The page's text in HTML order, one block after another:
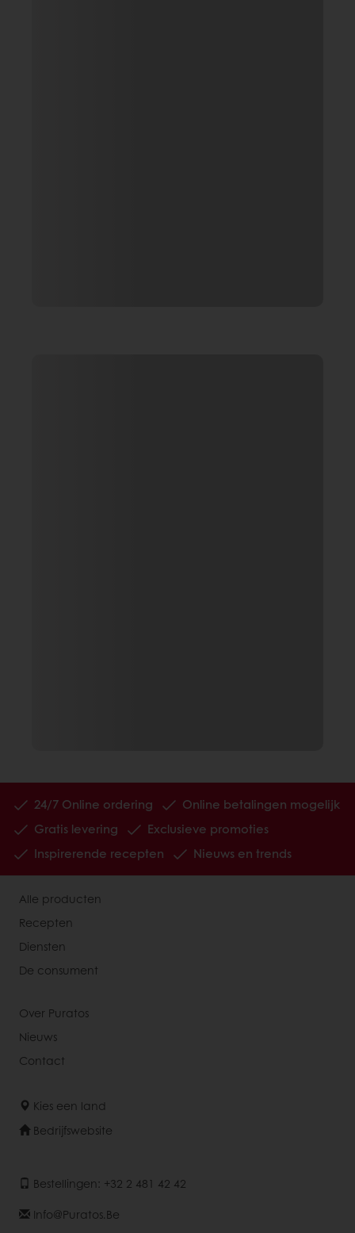
24/7 Online ordering
Online betalingen mogelijk
Gratis levering
Exclusieve promoties
Inspirerende recepten
Nieuws en trends
Alle producten
Recepten
Diensten
De consument
Over Puratos
Nieuws
Contact
Kies een land
Bedrijfswebsite
Bestellingen: +32 2 481 42 42
Info@puratos.be